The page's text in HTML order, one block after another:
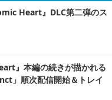
Heart』DLC第二弾のス
』本編の続きが描かれる
」順次配信開始＆トレイ